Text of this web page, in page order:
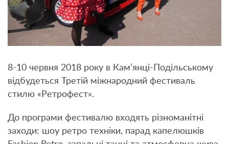
8-10 червня 2018 року в Кам’янці-Подільському
відбудеться Третій міжнародний фестиваль
стилю «Ретрофест».
До програми фестивалю входять різноманітні
заходи: шоу ретро техніки, парад капелюшків